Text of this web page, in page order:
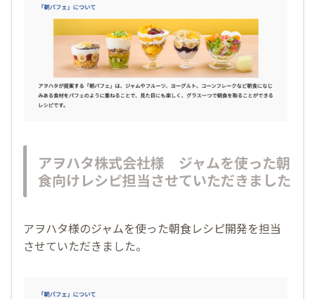
アヲハタ株式会社様 ジャムを使った朝
食向けレシピ担当させていただきました
アヲハタ様のジャムを使った朝食レシピ開発を担当
させていただきました。